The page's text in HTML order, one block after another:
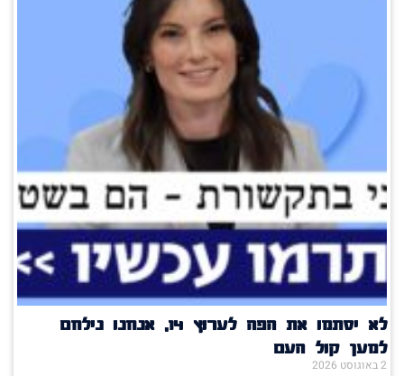
לא יסתמו את הפה לערוץ 14, אנחנו נילחם
למען קול העם
2 באוגוסט 2026